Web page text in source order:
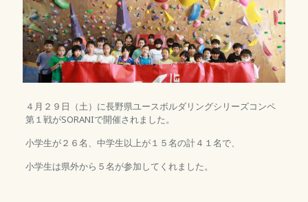
４月２９日（土）に長野県ユースボルダリングシリーズコンペ
第１戦がSORANIで開催されました。
小学生が２６名、中学生以上が１５名の計４１名で、
小学生は県外から５名が参加してくれました。